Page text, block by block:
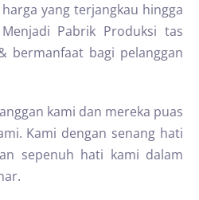
yang terjangkau hingga
Pabrik Produksi tas
bermanfaat bagi pelanggan
kami dan mereka puas
Kami dengan senang hati
sepenuh hati kami dalam